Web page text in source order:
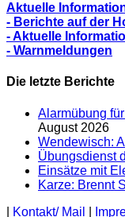
Aktuelle
- Berichte auf der
- Aktuelle
- Warnmeldungen
Die letzte Berichte
Alarmübung
August 2026
Wendewisch:
Übungsdienst
Einsätze mit
Karze: Brennt
Kontakt/ Mail